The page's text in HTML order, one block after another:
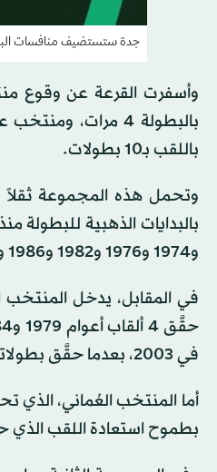
جدة ستستضيف منافسات
وأسفرت القرعة عن وقوع
باللقب بـ10 بطولات.
و1974 و1976 و1982 و1986 و1990 و1996 و1998 و2010.
في المقابل، يدخل المنتخب
في 2003، بعدما حقَّق بطولاته الثلاث في 1994 و2002 و2003، إلى جانب 7 مرات حلَّ فيها وصيفاً، أكثر من أي منتخب آخر.
أما المنتخب العُماني، الذي
بطموح استعادة اللقب الذي حقَّقه مرتين في 2009 و2017،